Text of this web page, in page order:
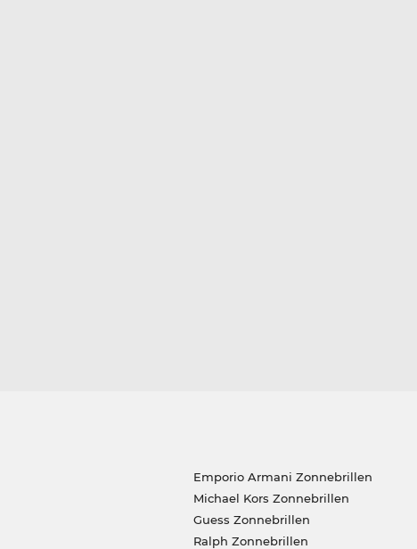
Emporio Armani Zonnebrillen
Michael Kors Zonnebrillen
Guess Zonnebrillen
Ralph Zonnebrillen